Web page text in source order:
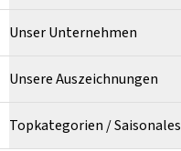
Unser Unternehmen
Unsere Auszeichnungen
Topkategorien / Saisonales